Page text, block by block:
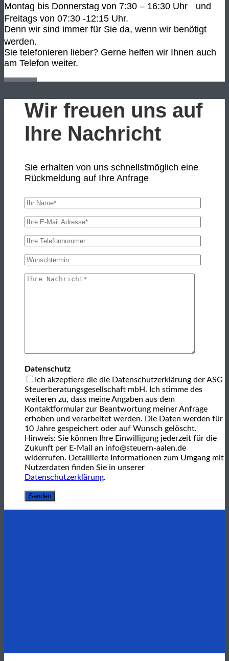
Montag bis Donnerstag von 7:30 – 16:30 Uhr und
Freitags von 07:30 -12:15 Uhr.
Denn wir sind immer für Sie da, wenn wir benötigt
werden.
Sie telefonieren lieber? Gerne helfen wir Ihnen auch
am Telefon weiter.
Wir freuen uns auf
Ihre Nachricht
Sie erhalten von uns schnellstmöglich eine
Rückmeldung auf Ihre Anfrage
Datenschutz
Ich akzeptiere die die Datenschutzerklärung der ASG
Steuerberatungsgesellschaft mbH. Ich stimme des
weiteren zu, dass meine Angaben aus dem
Kontaktformular zur Beantwortung meiner Anfrage
erhoben und verarbeitet werden. Die Daten werden für
10 Jahre gespeichert oder auf Wunsch gelöscht.
Hinweis: Sie können Ihre Einwilligung jederzeit für die
Zukunft per E-Mail an info@steuern-aalen.de
widerrufen. Detaillierte Informationen zum Umgang mit
Nutzerdaten finden Sie in unserer
Datenschutzerklärung.